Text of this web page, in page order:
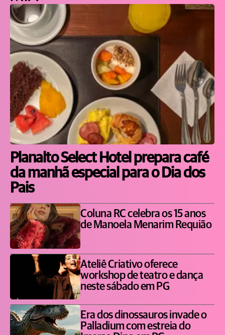
Planalto Select Hotel prepara café
da manhã especial para o Dia dos
Pais
Coluna RC celebra os 15 anos
de Manoela Menarim Requião
Ateliê Criativo oferece
workshop de teatro e dança
neste sábado em PG
Era dos dinossauros invade o
Palladium com estreia do